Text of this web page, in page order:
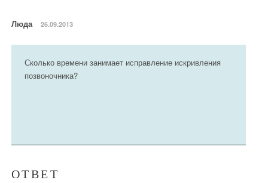
Люда 26.09.2013
Сколько времени занимает исправление искривления
позвоночника?
ОТВЕТ